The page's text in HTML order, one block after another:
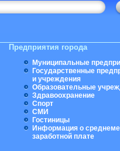
Предприятия города
Муниципальные
Государственные
и учреждения
Образовательные
Здравоохранение
Спорт
СМИ
Гостиницы
Информация о
заработной плате